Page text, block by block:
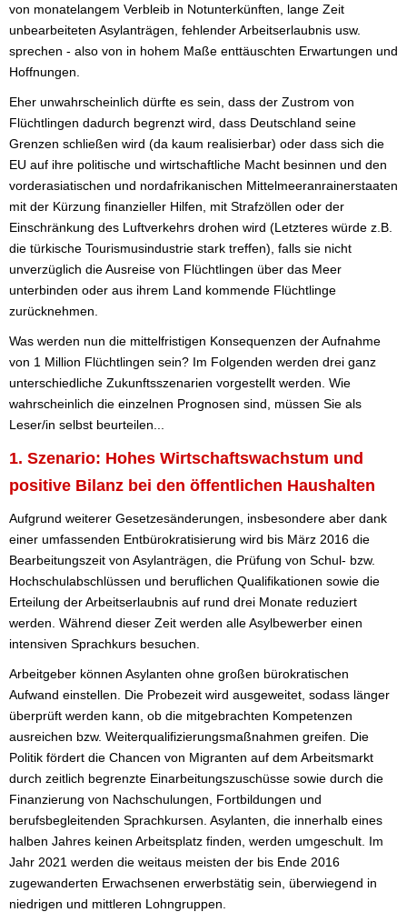
von monatelangem Verbleib in Notunterkünften, lange Zeit
unbearbeiteten Asylanträgen, fehlender Arbeitserlaubnis usw.
sprechen - also von in hohem Maße enttäuschten Erwartungen und
Hoffnungen.
Eher unwahrscheinlich dürfte es sein, dass der Zustrom von
Flüchtlingen dadurch begrenzt wird, dass Deutschland seine
Grenzen schließen wird (da kaum realisierbar) oder dass sich die
EU auf ihre politische und wirtschaftliche Macht besinnen und den
vorderasiatischen und nordafrikanischen Mittelmeeranrainerstaaten
mit der Kürzung finanzieller Hilfen, mit Strafzöllen oder der
Einschränkung des Luftverkehrs drohen wird (Letzteres würde z.B.
die türkische Tourismusindustrie stark treffen), falls sie nicht
unverzüglich die Ausreise von Flüchtlingen über das Meer
unterbinden oder aus ihrem Land kommende Flüchtlinge
zurücknehmen.
Was werden nun die mittelfristigen Konsequenzen der Aufnahme
von 1 Million Flüchtlingen sein? Im Folgenden werden drei ganz
unterschiedliche Zukunftsszenarien vorgestellt werden. Wie
wahrscheinlich die einzelnen Prognosen sind, müssen Sie als
Leser/in selbst beurteilen...
1. Szenario: Hohes Wirtschaftswachstum und
positive Bilanz bei den öffentlichen Haushalten
Aufgrund weiterer Gesetzesänderungen, insbesondere aber dank
einer umfassenden Entbürokratisierung wird bis März 2016 die
Bearbeitungszeit von Asylanträgen, die Prüfung von Schul- bzw.
Hochschulabschlüssen und beruflichen Qualifikationen sowie die
Erteilung der Arbeitserlaubnis auf rund drei Monate reduziert
werden. Während dieser Zeit werden alle Asylbewerber einen
intensiven Sprachkurs besuchen.
Arbeitgeber können Asylanten ohne großen bürokratischen
Aufwand einstellen. Die Probezeit wird ausgeweitet, sodass länger
überprüft werden kann, ob die mitgebrachten Kompetenzen
ausreichen bzw. Weiterqualifizierungsmaßnahmen greifen. Die
Politik fördert die Chancen von Migranten auf dem Arbeitsmarkt
durch zeitlich begrenzte Einarbeitungszuschüsse sowie durch die
Finanzierung von Nachschulungen, Fortbildungen und
berufsbegleitenden Sprachkursen. Asylanten, die innerhalb eines
halben Jahres keinen Arbeitsplatz finden, werden umgeschult. Im
Jahr 2021 werden die weitaus meisten der bis Ende 2016
zugewanderten Erwachsenen erwerbstätig sein, überwiegend in
niedrigen und mittleren Lohngruppen.